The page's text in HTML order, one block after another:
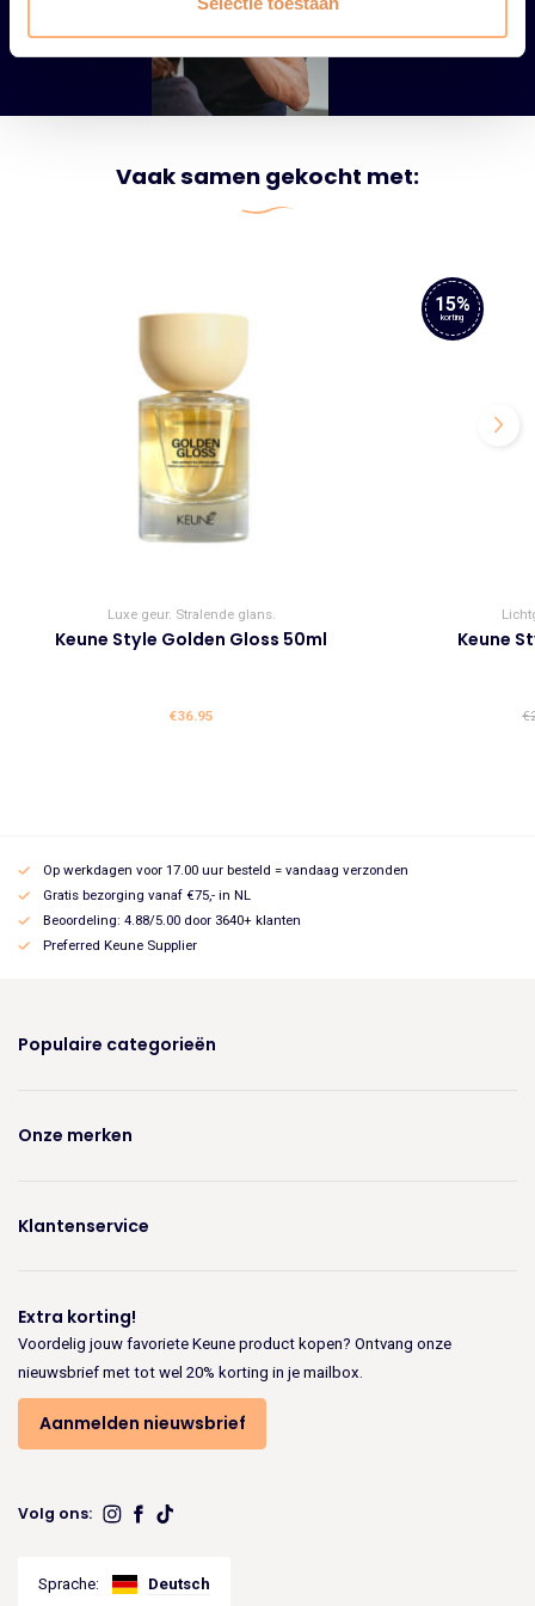
Vaak samen gekocht met:
Luxe geur. Stralende glans.
Keune Style Golden Gloss 50ml
€36.95
15%
korting
Keune
€
Op werkdagen voor 17.00 uur besteld = vandaag verzonden
Gratis bezorging vanaf €75,- in NL
Beoordeling: 4.88/5.00 door 3640+ klanten
Preferred Keune Supplier
Populaire categorieën
Onze merken
Klantenservice
Extra korting!
Voordelig jouw favoriete Keune product kopen? Ontvang onze
nieuwsbrief met tot wel 20% korting in je mailbox.
Aanmelden nieuwsbrief
Volg ons:
Sprache: Deutsch